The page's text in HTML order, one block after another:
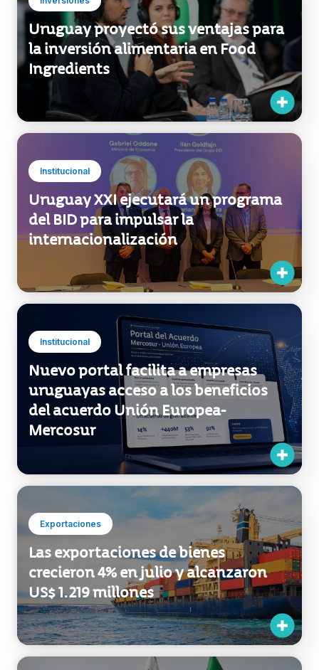
Inversiones
Uruguay proyectó sus ventajas para
la inversión alimentaria en Food
Ingredients
Institucional
Uruguay XXI ejecutará un programa
del BID para impulsar la
internacionalización
Institucional
Nuevo portal facilita a empresas
uruguayas acceso a los beneficios
del acuerdo Unión Europea-
Mercosur
Exportaciones
Las exportaciones de bienes
crecieron 4% en julio y alcanzaron
US$ 1.219 millones